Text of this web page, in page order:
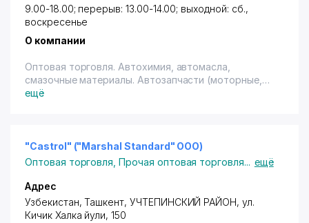
9.00-18.00; перерыв: 13.00-14.00; выходной: сб.,
воскресенье
О компании
Оптовая торговля. Автохимия, автомасла,
смазочные материалы. Автозапчасти (моторные,
кузовные, ходовые)
ещё
"Castrol" ("Marshal Standard" ООО)
Оптовая торговля ,Прочая оптовая торговля... ещё
Адрес
Узбекистан,Ташкент, УЧТЕПИНСКИЙ РАЙОН,ул.
Кичик Халка йули, 150